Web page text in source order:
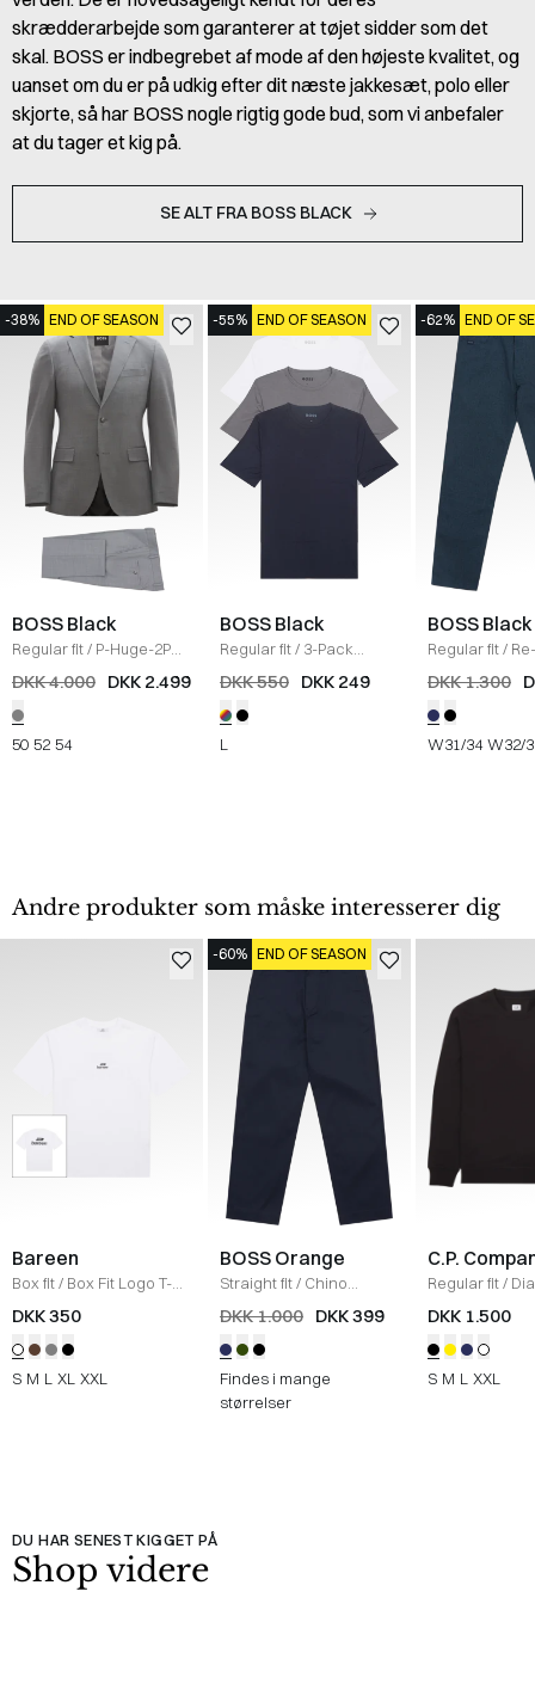
skrædderarbejde som garanterer at tøjet sidder som det
skal. BOSS er indbegrebet af mode af den højeste kvalitet, og
uanset om du er på udkig efter dit næste jakkesæt, polo eller
skjorte, så har BOSS nogle rigtig gode bud, som vi anbefaler
at du tager et kig på.
SE ALT FRA BOSS BLACK
-38% END OF SEASON
BOSS Black
Regular fit/ P-Huge-2PCS
Habit / GRÅ
DKK 4.000 DKK 2.499
50 52 54
-55% END OF SEASON
BOSS Black
Regular fit/ 3-Pack
crewneck T-shirts /
DKK 550 DKK 249
L
-62% END OF
BOSS Black
Regular fit/
Mouliné-Twill
DKK 1.300
W31/34 W32/
Andre produkter som måske interesserer dig
Bareen
Box fit/ Box Fit Logo T-
shirt /WHITE
DKK 350
S M L XL XXL
-60% END OF SEASON
BOSS Orange
Straight fit/ Chino
Straight /NAVY
DKK 1.000 DKK 399
Findes i mange
størrelser
C.P.
Regular fit/
Raised Fleece
DKK 1.500
S M L XXL
DU HAR SENEST KIGGET PÅ
Shop videre